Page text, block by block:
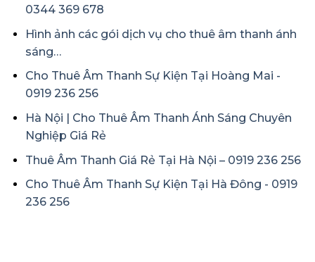
0344 369 678
Hình ảnh các gói dịch vụ cho thuê âm thanh ánh
sáng…
Cho Thuê Âm Thanh Sự Kiện Tại Hoàng Mai -
0919 236 256
Hà Nội | Cho Thuê Âm Thanh Ánh Sáng Chuyên
Nghiệp Giá Rẻ
Thuê Âm Thanh Giá Rẻ Tại Hà Nội – 0919 236 256
Cho Thuê Âm Thanh Sự Kiện Tại Hà Đông - 0919
236 256